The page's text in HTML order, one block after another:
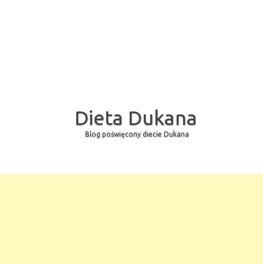
Dieta Dukana
Blog poświęcony diecie Dukana